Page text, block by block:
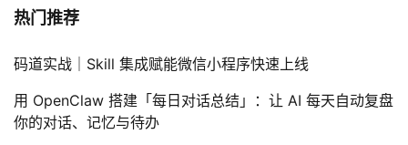
热门推荐
码道实战｜Skill 集成赋能微信小程序快速上线
用 OpenClaw 搭建「每日对话总结」：让 AI 每天自动复盘
你的对话、记忆与待办